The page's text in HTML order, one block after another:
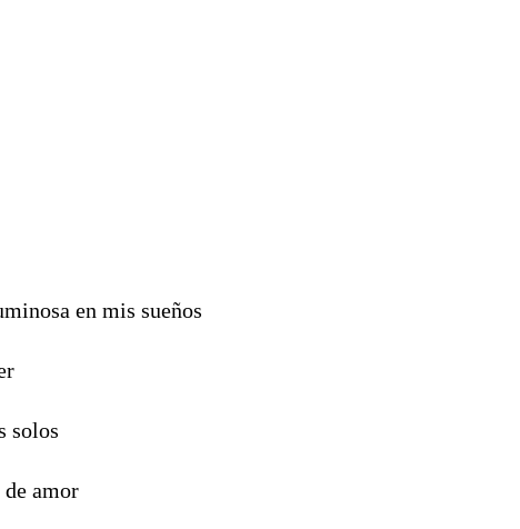
en mis sueños
solos
amor